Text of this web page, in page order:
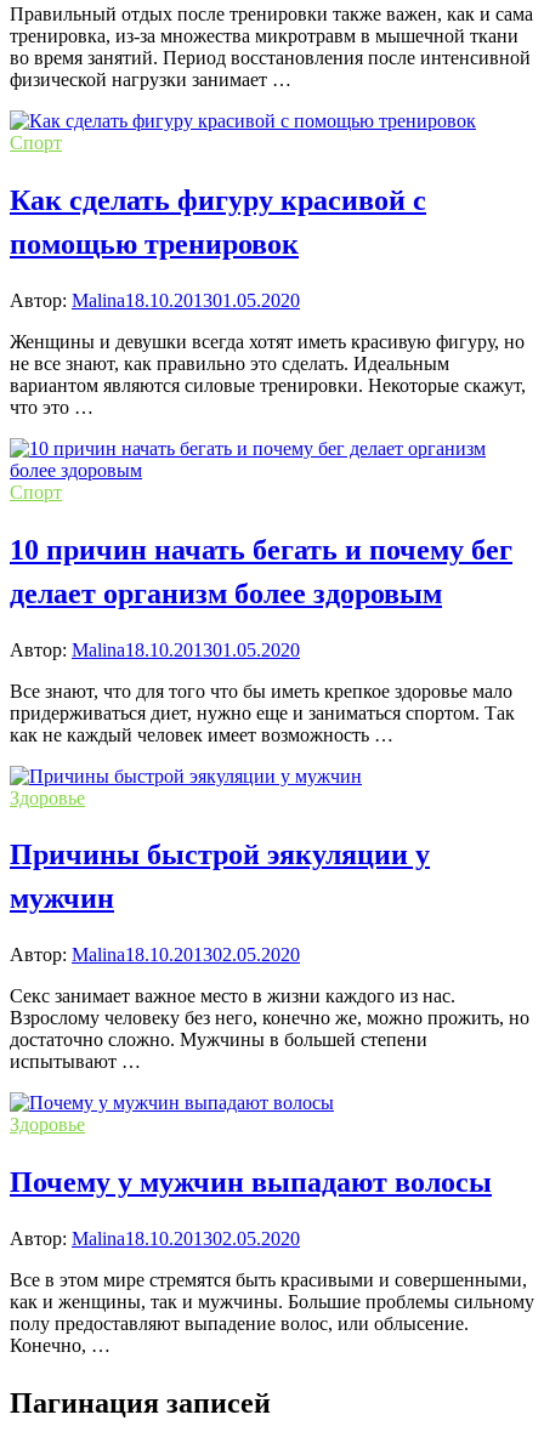
Правильный отдых после тренировки также важен, как и сама
тренировка, из-за множества микротравм в мышечной ткани
во время занятий. Период восстановления после интенсивной
физической нагрузки занимает …
Спорт
Как сделать фигуру красивой с
помощью тренировок
Автор: Malina18.10.201301.05.2020
Женщины и девушки всегда хотят иметь красивую фигуру, но
не все знают, как правильно это сделать. Идеальным
вариантом являются силовые тренировки. Некоторые скажут,
что это …
Спорт
10 причин начать бегать и почему бег
делает организм более здоровым
Автор: Malina18.10.201301.05.2020
Все знают, что для того что бы иметь крепкое здоровье мало
придерживаться диет, нужно еще и заниматься спортом. Так
как не каждый человек имеет возможность …
Здоровье
Причины быстрой эякуляции у
мужчин
Автор: Malina18.10.201302.05.2020
Секс занимает важное место в жизни каждого из нас.
Взрослому человеку без него, конечно же, можно прожить, но
достаточно сложно. Мужчины в большей степени
испытывают …
Здоровье
Почему у мужчин выпадают волосы
Автор: Malina18.10.201302.05.2020
Все в этом мире стремятся быть красивыми и совершенными,
как и женщины, так и мужчины. Большие проблемы сильному
полу предоставляют выпадение волос, или облысение.
Конечно, …
Пагинация записей